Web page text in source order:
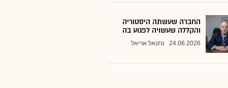
החברה שעשתה היסטוריה
והקללה שעשויה לפגוע בה
24.06.2026 נתנאל אריאל